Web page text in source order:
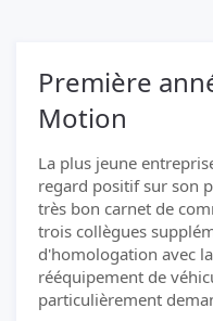
Première
Motion
La plus jeune
regard positif sur son
très bon carnet de
trois collègues
d'homologation avec
rééquipement de
particulièrement